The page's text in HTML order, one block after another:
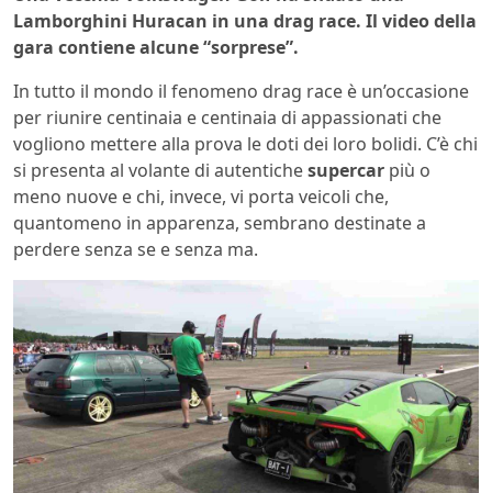
Lamborghini Huracan in una drag race. Il video della
gara contiene alcune “sorprese”.
In tutto il mondo il fenomeno drag race è un’occasione
per riunire centinaia e centinaia di appassionati che
vogliono mettere alla prova le doti dei loro bolidi. C’è chi
si presenta al volante di autentichesupercar più o
meno nuove e chi, invece, vi porta veicoli che,
quantomeno in apparenza, sembrano destinate a
perdere senza se e senza ma.